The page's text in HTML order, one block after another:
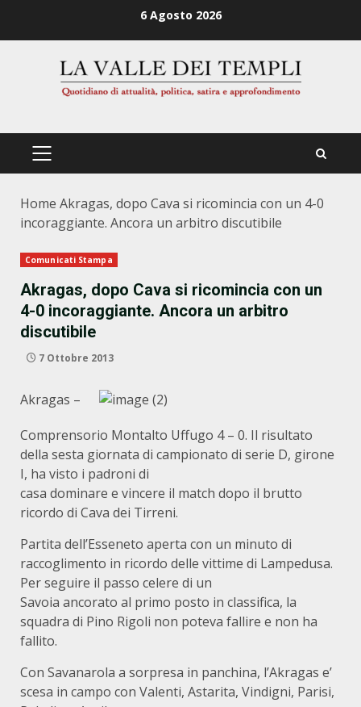
6 Agosto 2026
PRIMÄRES
Home Akragas, dopo Cava si ricomincia con un 4-0
incoraggiante. Ancora un arbitro discutibile
Comunicati Stampa
Akragas, dopo Cava si ricomincia con un
4-0 incoraggiante. Ancora un arbitro
discutibile
7 Ottobre 2013
Akragas –
Comprensorio Montalto Uffugo 4 – 0. Il risultato
della sesta giornata di campionato di serie D, girone
I, ha visto i padroni di
casa dominare e vincere il match dopo il brutto
ricordo di Cava dei Tirreni.
Partita dell’Esseneto aperta con un minuto di
raccoglimento in ricordo delle vittime di Lampedusa.
Per seguire il passo celere di un
Savoia ancorato al primo posto in classifica, la
squadra di Pino Rigoli non poteva fallire e non ha
fallito.
Con Savanarola a sorpresa in panchina, l’Akragas e’
scesa in campo con Valenti, Astarita, Vindigni, Parisi,